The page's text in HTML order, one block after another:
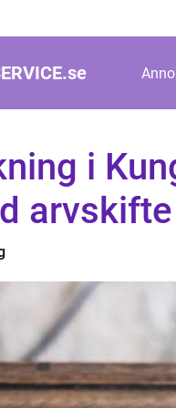
se
i
arvskifte